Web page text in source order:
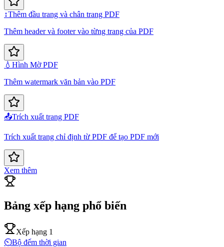
↕️Thêm đầu trang và chân trang PDF
Thêm header và footer vào từng trang của PDF
💧 Hình Mờ PDF
Thêm watermark văn bản vào PDF
📤Trích xuất trang PDF
Trích xuất trang chỉ định từ PDF để tạo PDF mới
Xem thêm
Bảng xếp hạng phổ biến
Xếp hạng 1
⏲️Bộ đếm thời gian